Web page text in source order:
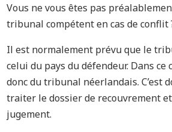
Vous ne vous êtes pas
tribunal compétent en cas de conflit
Il est normalement prévu que le
celui du pays du défendeur. Dans ce
donc du tribunal néerlandais. C’est
traiter le dossier de recouvrement
jugement.